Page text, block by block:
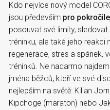
Kdo nejvíce nový model
jsou především pro
posouvat své limity,
tréninku, ale také jeho reakci
regenerace, stres a spánek,
tréninků. Ne nadarmo
jména běžců, kteří ve své
nejlepším na světě: Kilian
Kipchoge (maraton) nebo